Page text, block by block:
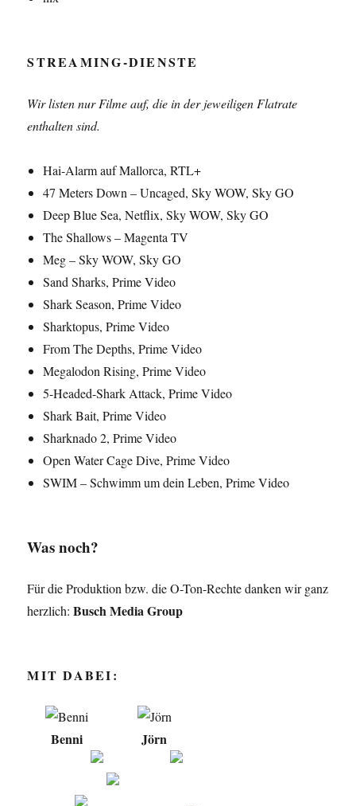
STREAMING-DIENSTE
Wir listen nur Filme auf, die in der jeweiligen Flatrate
enthalten sind.
Hai-Alarm auf Mallorca, RTL+
47 Meters Down – Uncaged, Sky WOW, Sky GO
Deep Blue Sea, Netflix, Sky WOW, Sky GO
The Shallows – Magenta TV
Meg – Sky WOW, Sky GO
Sand Sharks, Prime Video
Shark Season, Prime Video
Sharktopus, Prime Video
From The Depths, Prime Video
Megalodon Rising, Prime Video
5-Headed-Shark Attack, Prime Video
Shark Bait, Prime Video
Sharknado 2, Prime Video
Open Water Cage Dive, Prime Video
SWIM – Schwimm um dein Leben, Prime Video
Was noch?
Für die Produktion bzw. die O-Ton-Rechte danken wir ganz
herzlich:Busch Media Group
MIT DABEI:
Benni Jörn